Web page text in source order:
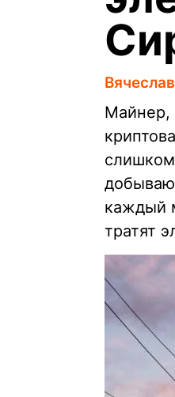
Майнер,
каждый
тратят